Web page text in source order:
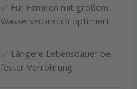
✅ Für Familien mit großem
Wasserverbrauch optimiert
✅ Längere Lebensdauer bei
fester Verrohrung